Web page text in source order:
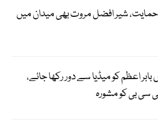
شیر افضل مروت بھی میدان میں
بابر اعظم کو میڈیا سے دور رکھا جائے،
سی بی کو مشورہ